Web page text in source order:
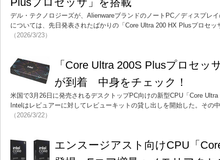
デル・テクノロジーズが、AlienwareブランドのノートPC／ディスプレ
については、先日発表されたばかりの「Core Ultra 200 HX Plusプロセッ
（2026/3/23）
「Core Ultra 200S Plusプロセッ
が到着 中身をチェック！
米国で3月26日に発売されるデスクトップPC向けの新型CPU「Core
Intelはレビュアーに対してレビューキットの貸し出しを開始した。その
（2026/3/22）
エンスージアスト向けCPU「